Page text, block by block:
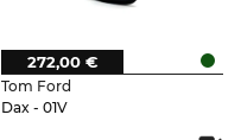
Tom Ford
Dax - 01V
272,00 €